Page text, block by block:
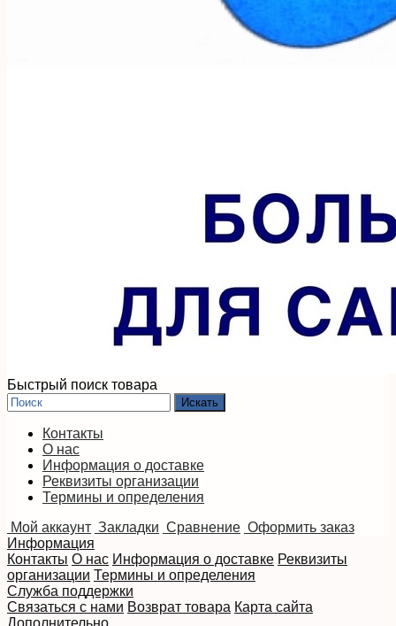
Быстрый поиск товара
Контакты
О нас
Информация о доставке
Реквизиты организации
Термины и определения
Мой аккаунт Закладки Сравнение Оформить заказ
Информация
Контакты О нас Информация о доставке Реквизиты
организации Термины и определения
Служба поддержки
Связаться с нами Возврат товара Карта сайта
Дополнительно